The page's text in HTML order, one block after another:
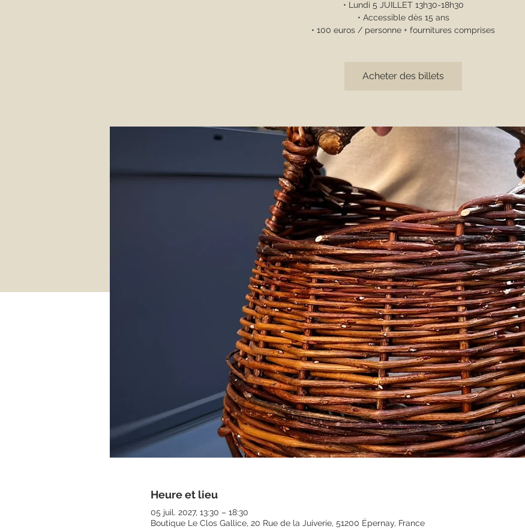
• Lundi 5 JUILLET 13h30-18h30
• Accessible dès 15 ans
• 100 euros / personne + fournitures comprises
Acheter des billets
Heure et lieu
05 juil. 2027, 13:30 – 18:30
Boutique Le Clos Gallice, 20 Rue de la Juiverie, 51200 Épernay, France